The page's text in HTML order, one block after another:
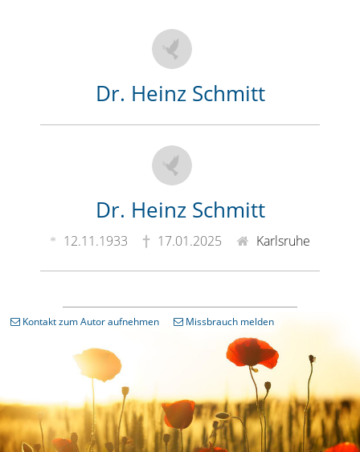
Dr. Heinz Schmitt
Dr. Heinz Schmitt
12.11.1933 17.01.2025 Karlsruhe
Kontakt zum Autor aufnehmen Missbrauch melden